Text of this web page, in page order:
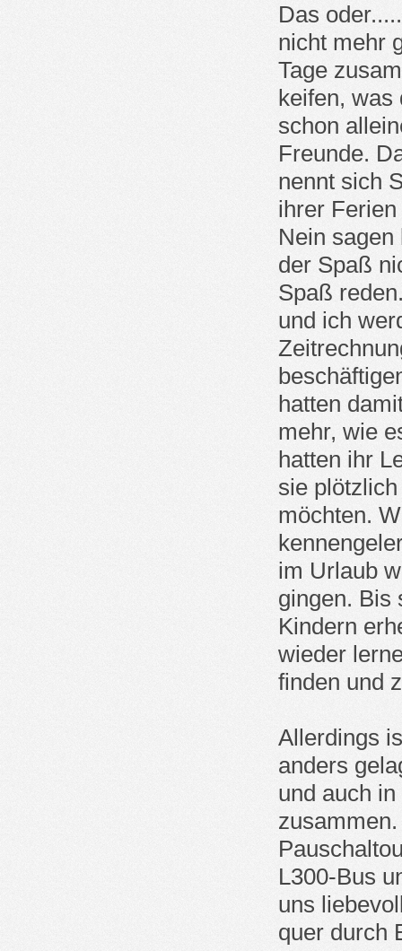
Das
nicht mehr
Tage
keifen, was
schon
Freunde.
nennt sich
ihrer
Nein
der Spaß
Spaß
und ich
hatten
mehr, wie
hatten ihr
sie
möchten.
im Urlaub
gingen. Bis
Kindern
wieder
finden und
Allerdings
anders
und auch
L300-Bus
uns
quer durch